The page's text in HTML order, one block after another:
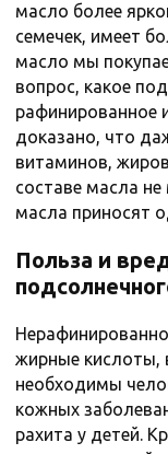
масло более
семечек, имеет
масло мы
вопрос, какое
рафинированное
доказано, что
витаминов,
составе масла
масла приносят
Польза и
жирные кислоты,
необходимы
кожных
рахита у детей.